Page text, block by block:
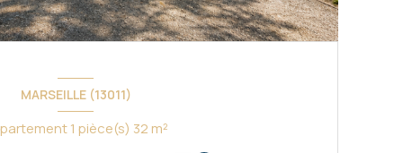
MARSEILLE (13011)
Appartement 1 pièce(s) 32 m²